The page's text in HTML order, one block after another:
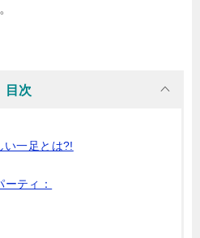
目次
一足とは?!
ティ：